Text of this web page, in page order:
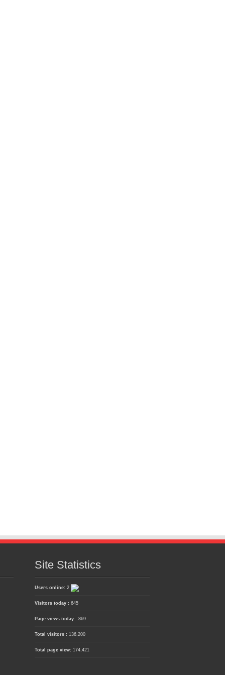
Site Statistics
Users online: 2
Visitors today : 645
Page views today : 869
Total visitors : 136,200
Total page view: 174,421